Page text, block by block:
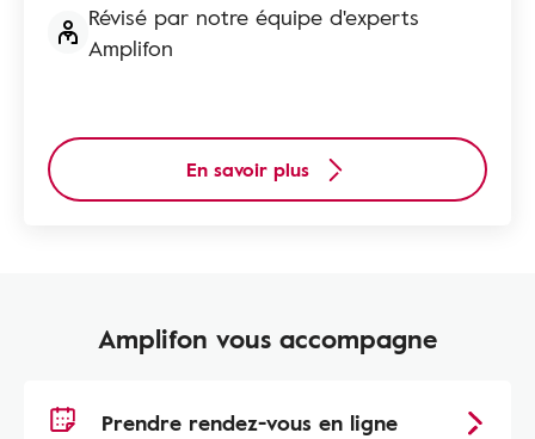
Révisé par notre équipe d'experts
Amplifon
En savoir plus
Amplifon vous accompagne
Prendre rendez-vous en ligne